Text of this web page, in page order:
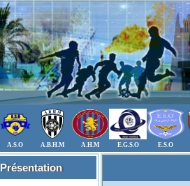
A.S.O A.B.H.M A.H.M E.G.S.O E.S.O
Présentation